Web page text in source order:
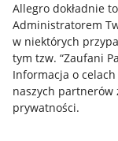
Allegro dokładnie
Administratorem
w niektórych
tym tzw. “Zaufani
Informacja o
naszych
prywatności.
Przydatne
Jak to działa
Napisz do nas
Allegro Gadane dla